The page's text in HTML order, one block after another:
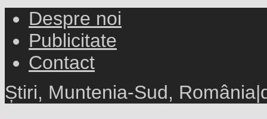
Despre noi
Publicitate
Contact
Știri, Muntenia-Sud, România|